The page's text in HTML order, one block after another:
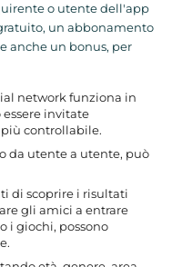
o utente dell'app
un abbonamento
anche un bonus, per
network funziona in
essere invitate
controllabile.
da utente a utente, può
di scoprire i risultati
gli amici a entrare
i giochi, possono